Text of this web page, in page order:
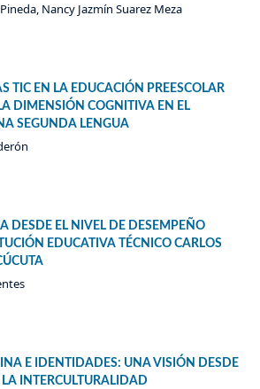
Nancy Jazmín Suarez Meza
TIC EN LA EDUCACIÓN PREESCOLAR
DIMENSIÓN COGNITIVA EN EL
SEGUNDA LENGUA
DESDE EL NIVEL DE DESEMPEÑO
EDUCATIVA TÉCNICO CARLOS
E IDENTIDADES: UNA VISIÓN DESDE
LA INTERCULTURALIDAD